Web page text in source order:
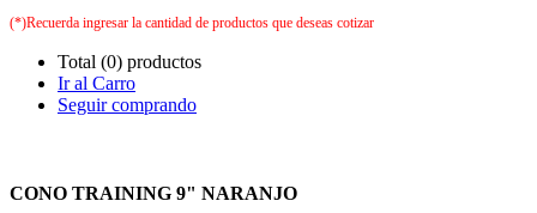
(*)Recuerda ingresar la cantidad de productos que deseas cotizar
Total (0) productos
Ir al Carro
Seguir comprando
CONO TRAINING 9" NARANJO